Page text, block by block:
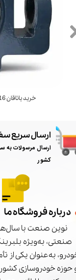
خرید یاتاقان UCT 216 | برند FYH ژاپن | استعلام قیمت
ارسال سریع
ارسال مرسولات به
کشور
درباره فروشگاه ما
نوین صنعت با
صنعتی، به‌ویژه
به‌عنوان یکی از
حوزه خودروسازی